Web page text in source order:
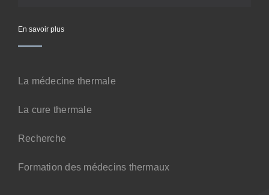
Cotiser
Faire un don
En savoir plus
La médecine thermale
La cure thermale
Recherche
Formation des médecins thermaux